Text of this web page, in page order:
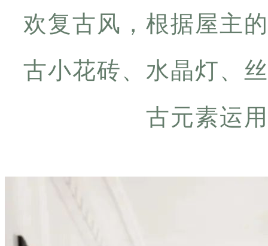
欢复古风，根据屋主
古小花砖、水晶灯、
古元素运